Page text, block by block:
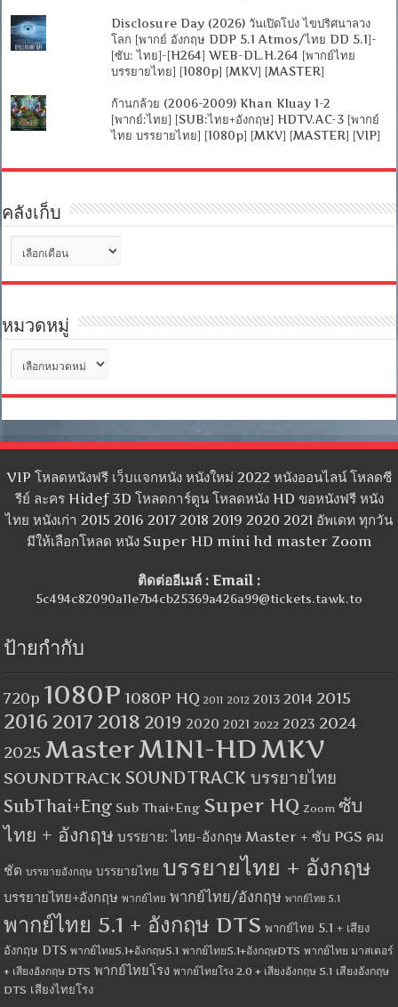
Disclosure Day (2026) วันเปิดโปง ไขปริศนาลวง
โลก [พากย์ อังกฤษ DDP 5.1 Atmos/ไทย DD 5.1]-
[ซับ: ไทย]-[H264] WEB-DL.H.264 [พากย์ไทย
บรรยายไทย] [1080p] [MKV] [MASTER]
ก้านกล้วย (2006-2009) Khan Kluay 1-2
[พากย์:ไทย] [SUB:ไทย+อังกฤษ] HDTV.AC-3 [พากย์
ไทย บรรยายไทย] [1080p] [MKV] [MASTER] [VIP]
คลังเก็บ
คลัง
เก็บ
หมวดหมู่
หมวด
หมู่
VIP โหลดหนังฟรี เว็บแจกหนัง หนังใหม่ 2022 หนังออนไลน์ โหลดซี
รีย์ ละคร Hidef 3D โหลดการ์ตูน โหลดหนัง HD ขอหนังฟรี หนัง
ไทย หนังเก่า 2015 2016 2017 2018 2019 2020 2021 อัพเดท ทุกวัน
มีให้เลือกโหลด หนัง Super HD mini hd master Zoom
ติดต่ออีเมล์ : Email :
5c494c82090a11e7b4cb25369a426a99@tickets.tawk.to
ป้ายกำกับ
720p 1080P 1080P HQ 2011 2012 2013 2014 2015
2016 2017 2018 2019 2020 2021 2022 2023 2024
2025 MasterMINI-HDMKV
SOUNDTRACK SOUNDTRACK บรรยายไทย
SubThai+Eng Sub Thai+Eng Super HQ Zoom ซับ
ไทย + อังกฤษ บรรยาย: ไทย-อังกฤษ Master + ซับ PGS คม
ชัด บรรยายอังกฤษ บรรยายไทย บรรยายไทย + อังกฤษ
บรรยายไทย+อังกฤษ พากย์ไทย พากย์ไทย/อังกฤษ พากย์ไทย 5.1
พากย์ไทย 5.1 + อังกฤษ DTS พากย์ไทย 5.1 + เสียง
อังกฤษ DTS พากย์ไทย5.1+อังกฤษ5.1 พากย์ไทย5.1+อังกฤษDTS พากย์ไทย มาสเตอร์
+ เสียงอังกฤษ DTS พากย์ไทยโรง พากย์ไทยโรง 2.0 + เสียงอังกฤษ 5.1 เสียงอังกฤษ
DTS เสียงไทยโรง